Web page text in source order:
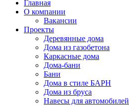
Главная
О компании
Вакансии
Проекты
Деревянные дома
Дома из газобетона
Каркасные дома
Дома-бани
Бани
Дома в стиле БАРН
Дома из бруса
Навесы для автомобилей